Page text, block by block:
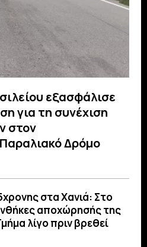
εξασφάλισε
για τη συνέχιση
στον
Δρόμο
στα Χανιά: Στο
αποχώρησής της
λίγο πριν βρεθεί